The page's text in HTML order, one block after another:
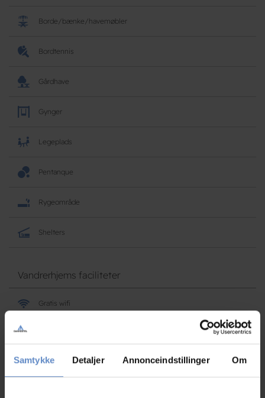
Samtykke Detaljer Annonceindstillinger Om
Borde/bænke/havemøbler
Bordtennis
Gårdhave
Gynger
Legeplads
Pentanque
Rygeområde
Shelters
Vandrerhjems faciliteter
Gratis wifi
Bagage opbevaring